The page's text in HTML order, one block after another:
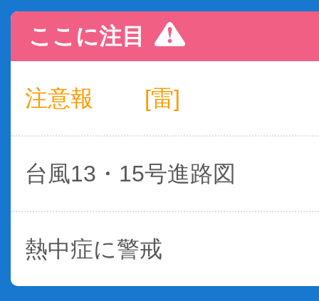
ここに注目
注意報 [雷]
台風13・15号進路図
熱中症に警戒